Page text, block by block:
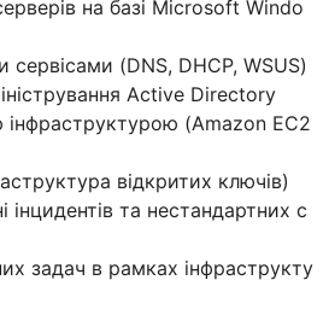
на базі Microsoft Windo
сервісами (DNS, DHCP, WSUS)
Active Directory
(Amazon EC2
відкритих ключів)
інцидентів та нестандартних с
задач в рамках інфраструкту